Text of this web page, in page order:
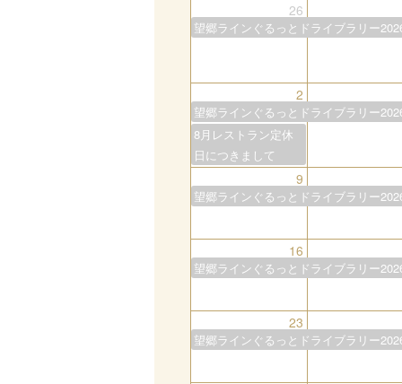
26
望郷ラインぐるっとドライブラリー
2
望郷ラインぐるっとドライブラリー
8月レストラン定休
日につきまして
9
望郷ラインぐるっとドライブラリー
16
望郷ラインぐるっとドライブラリー
23
望郷ラインぐるっとドライブラリー